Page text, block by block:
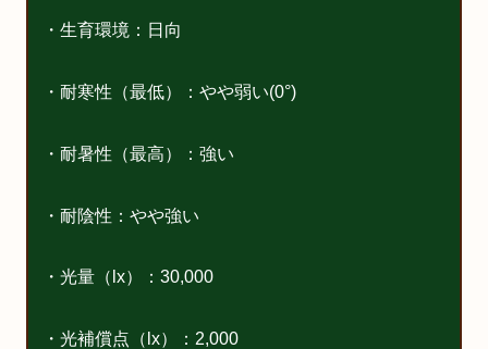
・生育環境：日向
・耐寒性（最低）：やや弱い(0°)
・耐暑性（最高）：強い
・耐陰性：やや強い
・光量（lx）：30,000
・光補償点（lx）：2,000